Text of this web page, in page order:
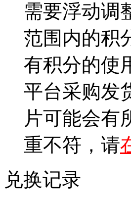
需要浮动调
范围内的积
有积分的使
平台采购发
片可能会有
重不符，请
兑换记录